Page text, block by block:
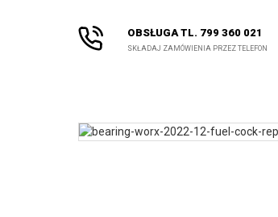
OBSŁUGA TL. 799 360 021
SKŁADAJ ZAMÓWIENIA PRZEZ TELEFON